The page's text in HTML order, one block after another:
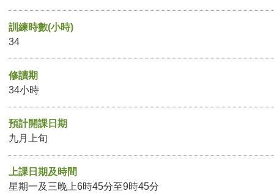
訓練時數(小時)
34
修讀期
34小時
預計開課日期
九月上旬
上課日期及時間
星期一及三晚上6時45分至9時45分